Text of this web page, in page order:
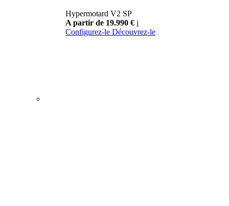
Hypermotard V2 SP
A partir de 19.990 € i
Configurez-le Découvrez-le